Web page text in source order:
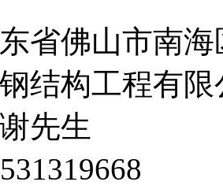
省佛山市南
结构工程有限
先生